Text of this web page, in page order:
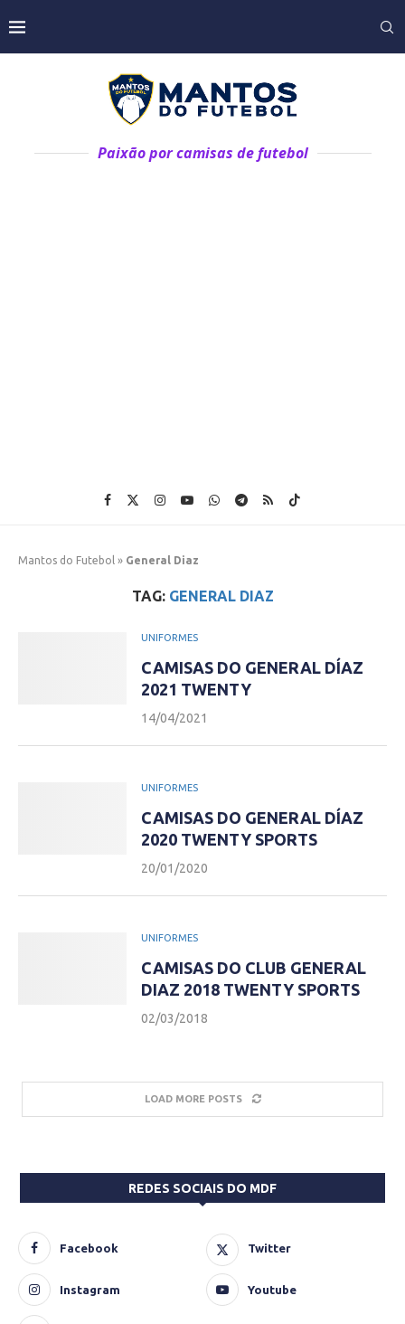
Paixão por camisas de futebol
Mantos do Futebol » General Diaz
TAG: GENERAL DIAZ
UNIFORMES
CAMISAS DO GENERAL DÍAZ
2021 TWENTY
14/04/2021
UNIFORMES
CAMISAS DO GENERAL DÍAZ
2020 TWENTY SPORTS
20/01/2020
UNIFORMES
CAMISAS DO CLUB GENERAL
DIAZ 2018 TWENTY SPORTS
02/03/2018
LOAD MORE POSTS
REDES SOCIAIS DO MDF
Facebook Twitter
Instagram Youtube